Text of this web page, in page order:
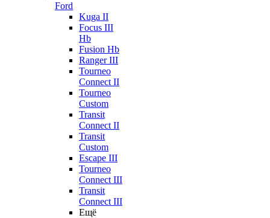
Ford
Kuga II
Focus III
Hb
Fusion Hb
Ranger III
Tourneo
Connect II
Tourneo
Custom
Transit
Connect II
Transit
Custom
Escape III
Tourneo
Connect III
Transit
Connect III
Ещё